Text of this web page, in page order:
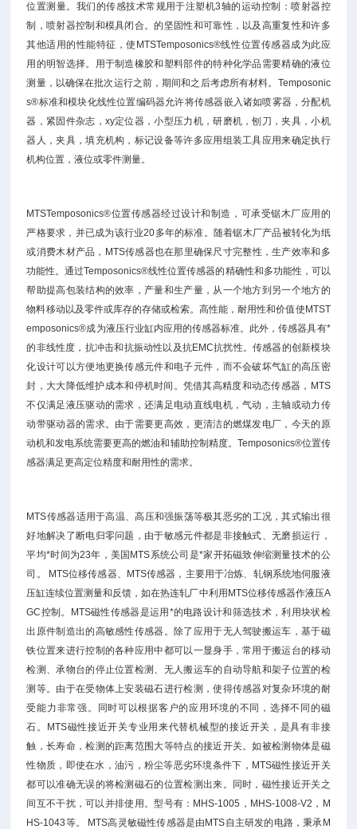
位置测量。我们的传感技术常规用于注塑机3轴的运动控制：喷射器控
制，喷射器控制和模具闭合。的坚固性和可靠性，以及高重复性和许多
其他适用的性能特征，使MTSTemposonics®线性位置传感器成为此应
用的明智选择。用于制造橡胶和塑料部件的特种化学品需要精确的液位
测量，以确保在批次运行之前，期间和之后考虑所有材料。Temposonic
s®标准和模块化线性位置编码器允许将传感器嵌入诸如喷雾器，分配机
器，紧固件杂志，xy定位器，小型压力机，研磨机，刨刀，夹具，小机
器人，夹具，填充机构，标记设备等许多应用组装工具应用来确定执行
机构位置，液位或零件测量。
MTSTemposonics®位置传感器经过设计和制造，可承受锯木厂应用的
严格要求，并已成为该行业20多年的标准。随着锯木厂产品被转化为纸
或消费木材产品，MTS传感器也在那里确保尺寸完整性，生产效率和多
功能性。通过Temposonics®线性位置传感器的精确性和多功能性，可以
帮助提高包装结构的效率，产量和生产量，从一个地方到另一个地方的
物料移动以及零件或库存的存储或检索。高性能，耐用性和价值使MTST
emposonics®成为液压行业缸内应用的传感器标准。此外，传感器具有*
的非线性度，抗冲击和抗振动性以及抗EMC抗扰性。传感器的创新模块
化设计可以方便地更换传感元件和电子元件，而不会破坏气缸的高压密
封，大大降低维护成本和停机时间。凭借其高精度和动态传感器，MTS
不仅满足液压驱动的需求，还满足电动直线电机，气动，主轴或动力传
动带驱动器的需求。由于需要更高效，更清洁的燃煤发电厂，今天的原
动机和发电系统需要更高的燃油和辅助控制精度。Temposonics®位置传
感器满足更高定位精度和耐用性的需求。
MTS传感器适用于高温、高压和强振荡等极其恶劣的工况，其式输出很
好地解决了断电归零问题，由于敏感元件都是非接触式、无磨损运行，
平均*时间为23年，美国MTS系统公司是*家开拓磁致伸缩测量技术的公
司。 MTS位移传感器、MTS传感器，主要用于冶炼、轧钢系统地伺服液
压缸连续位置测量和反馈，如在热连轧厂中利用MTS位移传感器作液压A
GC控制。MTS磁性传感器是运用*的电路设计和筛选技术，利用块状检
出原件制造出的高敏感性传感器。除了应用于无人驾驶搬运车，基于磁
铁位置来进行控制的各种应用中都可以一显身手，常用于搬运台的移动
检测、承物台的停止位置检测、无人搬运车的自动导航和架子位置的检
测等。由于在受物体上安装磁石进行检测，使得传感器对复杂环境的耐
受能力非常强。同时可以根据客户的应用环境的不同，选择不同的磁
石。MTS磁性接近开关专业用来代替机械型的接近开关，是具有非接
触，长寿命，检测的距离范围大等特点的接近开关。如被检测物体是磁
性物质，即使在水，油污，粉尘等恶劣环境条件下，MTS磁性接近开关
都可以准确无误的将检测磁石的位置检测出来。同时，磁性接近开关之
间互不干扰，可以并排使用。型号有：MHS-1005，MHS-1008-V2，M
HS-1043等。 MTS高灵敏磁性传感器是由MTS自主研发的电路，秉承M